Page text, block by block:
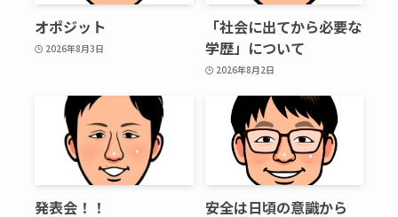
オポジット
2026年8月3日
「社会に出てから必要な
学歴」について
2026年8月2日
発表会！！ 安全は日頃の意識から